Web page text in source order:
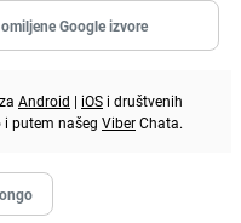
Google izvore
Android | iOS i društvenih
i putem našeg ViberChata.